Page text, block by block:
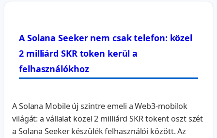
A Solana Seeker nem csak telefon: közel
2 milliárd SKR token kerül a
felhasználókhoz
A Solana Mobile új szintre emeli a Web3-mobilok
világát: a vállalat közel 2 milliárd SKR tokent oszt szét
a Solana Seeker készülék felhasználói között. Az